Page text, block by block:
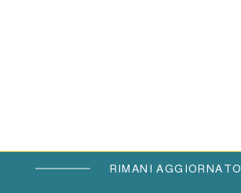
RIMANI AGGIORNATO